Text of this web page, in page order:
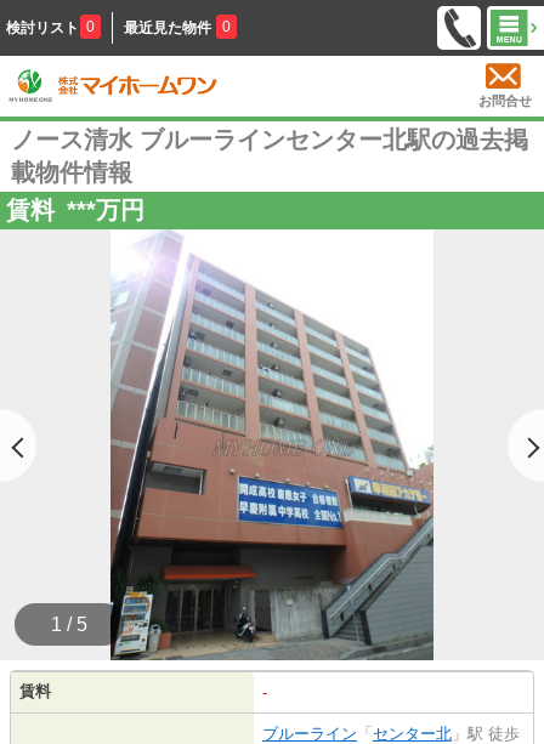
検討リスト 0 最近見た物件 0
お問合せ
ノース清水 ブルーラインセンター北駅の過去掲
載物件情報
賃料 ***万円
1 / 5
賃料 -
ブルーライン 「 センター北 」駅 徒歩